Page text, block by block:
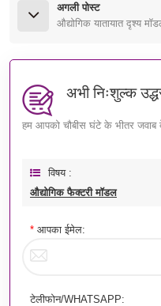
अगली पोस्ट
औद्योगिक यातायात दृश्य
अभी निःशुल्क
हम आपको चौबीस घंटे के भीतर जवाब
विषय :
औद्योगिक फैक्टरी मॉडल
* आपका ईमेल:
टेलीफोन/WHATSAPP: